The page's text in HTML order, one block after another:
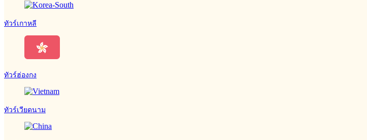
ทัวร์เกาหลี
ทัวร์ฮ่องกง
ทัวร์เวียดนาม